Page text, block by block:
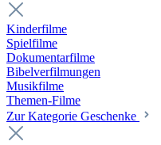
Kinderfilme
Spielfilme
Dokumentarfilme
Bibelverfilmungen
Musikfilme
Themen-Filme
Zur Kategorie Geschenke